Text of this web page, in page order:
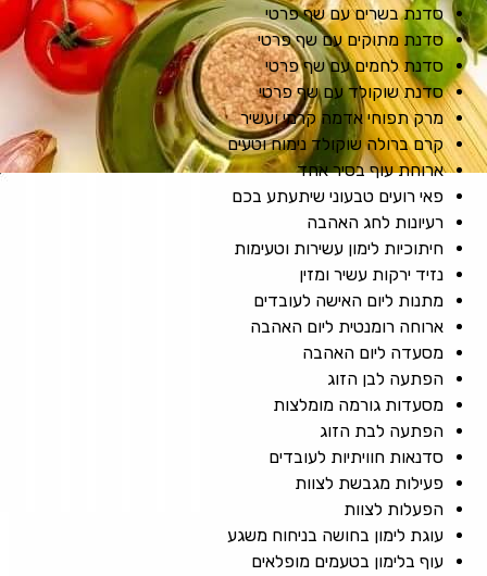
סדנת בשרים עם שף פרטי
סדנת מתוקים עם שף פרטי
סדנת לחמים עם שף פרטי
סדנת שוקולד עם שף פרטי
מרק תפוחי אדמה קרמי ועשיר
קרם ברולה שוקולד נימוח וטעים
ארוחת עוף בסיר אחד
פאי רועים טבעוני שיתעתע בכם
רעיונות לחג האהבה
חיתוכיות לימון עשירות וטעימות
נזיד ירקות עשיר ומזין
מתנות ליום האישה לעובדים
ארוחה רומנטית ליום האהבה
מסעדה ליום האהבה
הפתעה לבן הזוג
מסעדות גורמה מומלצות
הפתעה לבת הזוג
סדנאות חוויתיות לעובדים
פעילות מגבשת לצוות
הפעלות לצוות
עוגת לימון בחושה בניחוח משגע
עוף בלימון בטעמים מופלאים